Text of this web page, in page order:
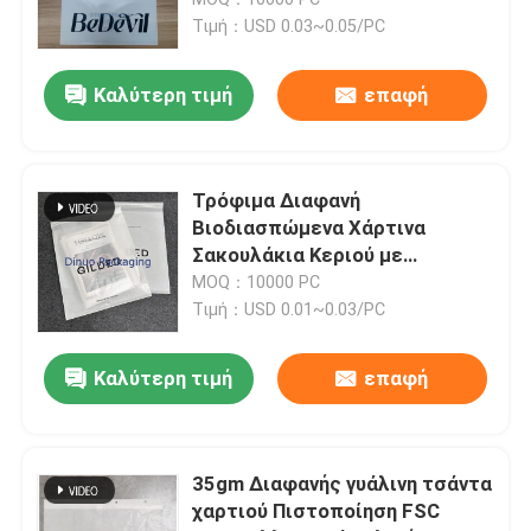
πολυ mailers φυσαλίδων
τσάντες εγγράφου συνήθειας
Γεμισμένο έγγραφο Mailers
κυψελωτό τυλίγοντας έγγραφο
διαφανή βιοδιασπάσιμη τσάντα
Τιμή：USD 0.03~0.05/PC
Καλύτερη τιμή επαφή
Τρόφιμα Διαφανή
Βιοδιασπώμενα Χάρτινα
Σακουλάκια Κεριού με
Αυτοκόλλητη Ταινία Γωνία
Φάκελοι Γλασέ
MOQ：10000 PC
Τιμή：USD 0.01~0.03/PC
Καλύτερη τιμή επαφή
35gm Διαφανής γυάλινη τσάντα
χαρτιού Πιστοποίηση FSC